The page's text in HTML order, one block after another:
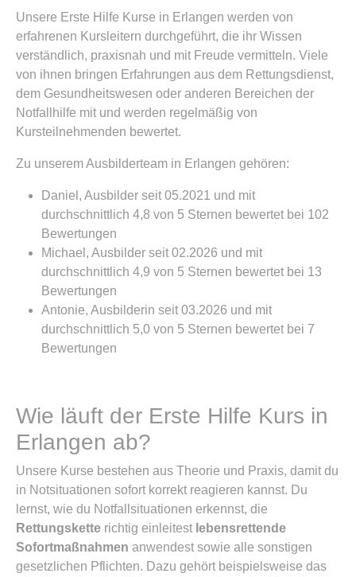
Unsere Erste Hilfe Kurse in Erlangen werden von
erfahrenen Kursleitern durchgeführt, die ihr Wissen
verständlich, praxisnah und mit Freude vermitteln. Viele
von ihnen bringen Erfahrungen aus dem Rettungsdienst,
dem Gesundheitswesen oder anderen Bereichen der
Notfallhilfe mit und werden regelmäßig von
Kursteilnehmenden bewertet.
Zu unserem Ausbilderteam in Erlangen gehören:
Daniel, Ausbilder seit 05.2021 und mit
durchschnittlich 4,8 von 5 Sternen bewertet bei 102
Bewertungen
Michael, Ausbilder seit 02.2026 und mit
durchschnittlich 4,9 von 5 Sternen bewertet bei 13
Bewertungen
Antonie, Ausbilderin seit 03.2026 und mit
durchschnittlich 5,0 von 5 Sternen bewertet bei 7
Bewertungen
Wie läuft der Erste Hilfe Kurs in
Erlangen ab?
Unsere Kurse bestehen aus Theorie und Praxis, damit du
in Notsituationen sofort korrekt reagieren kannst. Du
lernst, wie du Notfallsituationen erkennst, die
Rettungskette richtig einleitest lebensrettende
Sofortmaßnahmen anwendest sowie alle sonstigen
gesetzlichen Pflichten. Dazu gehört beispielsweise das